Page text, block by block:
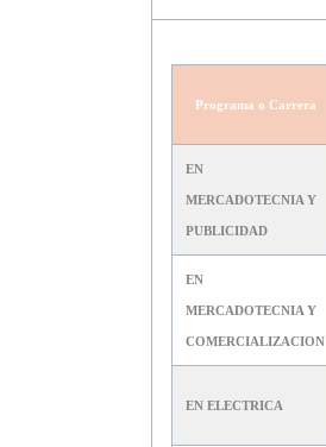
Programa o Carrera
EN
MERCADOTECNIA Y
PUBLICIDAD
EN
MERCADOTECNIA Y
COMERCIALIZACION
EN ELECTRICA